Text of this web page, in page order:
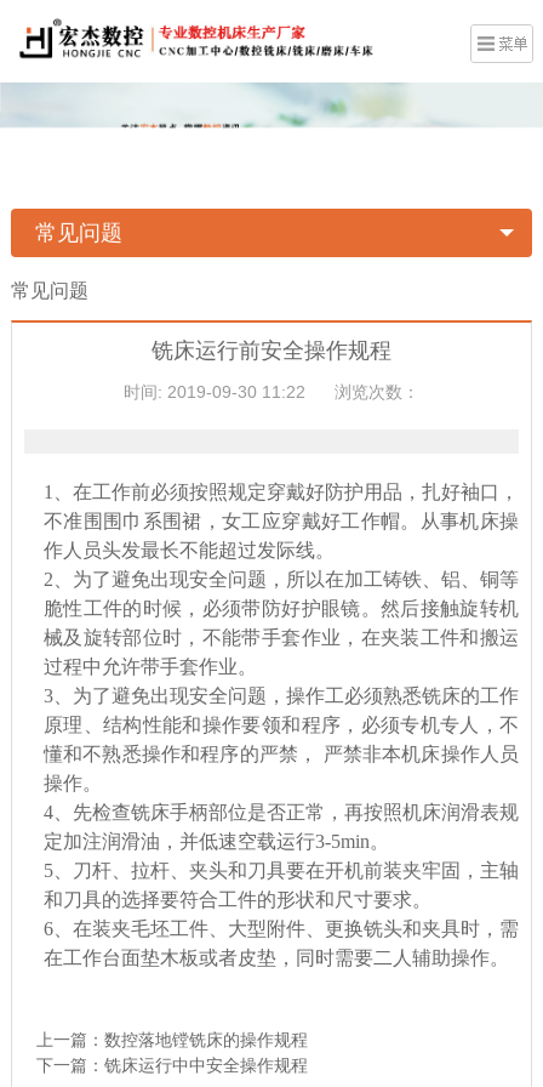
常见问题
常见问题
铣床运行前安全操作规程
时间: 2019-09-30 11:22 浏览次数：
1、 在工作前必须按照规定穿戴好防护用品，扎好袖口，
不准围围巾系围裙，女工应穿戴好工作帽。从事机床操
作人员头发最长不能超过发际线。
2、 为了避免出现安全问题，所以在加工铸铁、铝、铜等
脆性工件的时候， 必须带防好护眼镜。 然后接触旋转机
械及旋转部位时，不能带手套作业，在夹装工件和搬运
过程中允许带手套作业。
3、 为了避免出现安全问题，操作工必须熟悉铣床的工作
原理、结构性能和操作要领和程序，必须专机专人，不
懂和不熟悉操作和程序的严禁，
严禁非本机床操作人员
操作。
4、先检查铣床手柄部位是否正常，再按照机床润滑表规
定加注润滑油，并低速空载运行3-5min。
5、
刀杆、拉杆、夹头和刀具要在开机前装夹牢固，主轴
和刀具的选择要符合工件的形状和尺寸要求。
6、 在装夹毛坯工件、大型附件、更换铣头和夹具时， 需
在工作台面垫木板或者皮垫， 同时需要二人辅助操作。
上一篇： 数控落地镗铣床的操作规程
下一篇： 铣床运行中中安全操作规程